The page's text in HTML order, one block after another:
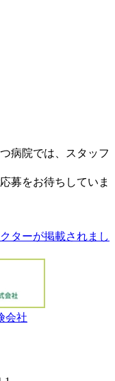
病院では、スタッフ
募をお待ちしていま